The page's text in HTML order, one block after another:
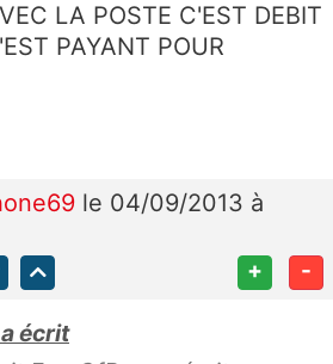
LA POSTE C'EST DEBIT
PAYANT POUR
le 04/09/2013 à
+ -
écrit